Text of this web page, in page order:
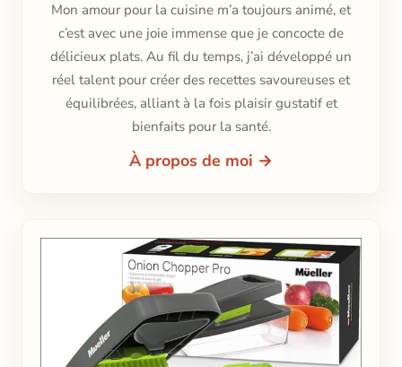
Mon amour pour la cuisine m’a toujours animé, et
c’est avec une joie immense que je concocte de
délicieux plats. Au fil du temps, j’ai développé un
réel talent pour créer des recettes savoureuses et
équilibrées, alliant à la fois plaisir gustatif et
bienfaits pour la santé.
À propos de moi →